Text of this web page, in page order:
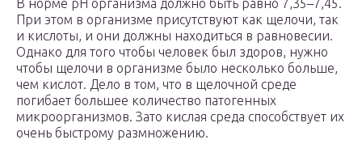
В норме рН организма должно быть равно 7,35–7,45.
При этом в организме присутствуют как щелочи, так
и кислоты, и они должны находиться в равновесии.
Однако для того чтобы человек был здоров, нужно
чтобы щелочи в организме было несколько больше,
чем кислот. Дело в том, что в щелочной среде
погибает большее количество патогенных
микроорганизмов. Зато кислая среда способствует их
очень быстрому размножению.